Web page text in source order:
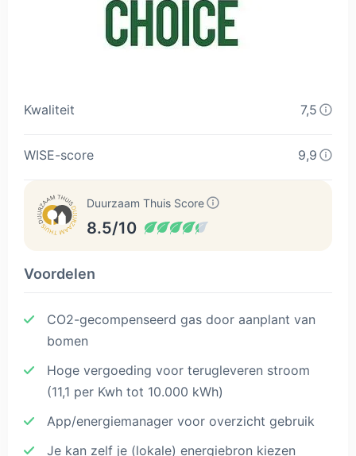
Kwaliteit 7,5
WISE-score 9,9
Duurzaam Thuis Score
8.5/10
Voordelen
CO2-gecompenseerd gas door aanplant van
bomen
Hoge vergoeding voor terugleveren stroom
(11,1 per Kwh tot 10.000 kWh)
App/energiemanager voor overzicht gebruik
Je kan zelf je (lokale) energiebron kiezen